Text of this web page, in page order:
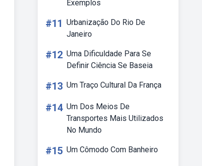
Exemplos
#11 Urbanização Do Rio De
Janeiro
#12 Uma Dificuldade Para Se
Definir Ciência Se Baseia
#13 Um Traço Cultural Da França
#14 Um Dos Meios De
Transportes Mais Utilizados
No Mundo
#15 Um Cômodo Com Banheiro